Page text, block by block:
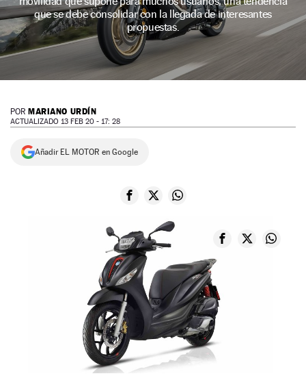
NEWSLETTER
SÍGUENOS
que se debe consolidar con la llegada de interesantes
propuestas.
POR MARIANO URDÍN
ACTUALIZADO 13 FEB 20 - 17: 28
Añadir EL MOTOR en Google